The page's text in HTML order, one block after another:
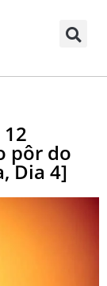
pôr do
Dia 4]